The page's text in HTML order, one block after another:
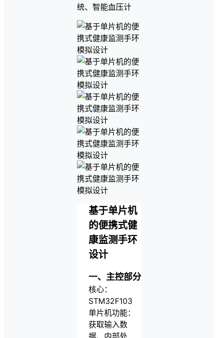
统、智能血压计
基于单片机
的便携式健
康监测手环
设计
一、主控部分
核心：
STM32F103
单片机功能：
获取输入数